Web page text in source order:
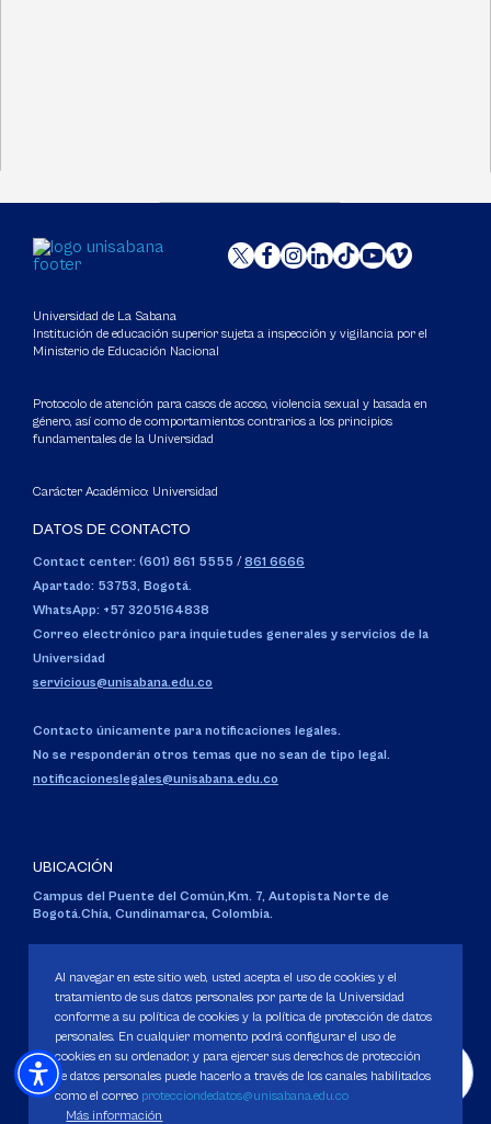
Universidad de La Sabana
Institución de educación superior sujeta a inspección y vigilancia por el
Ministerio de Educación Nacional
Protocolo de atención para casos de acoso, violencia sexual y basada en
género, así como de comportamientos contrarios a los principios
fundamentales de la Universidad
Carácter Académico: Universidad
DATOS DE CONTACTO
Contact center: (601) 861 5555 / 861 6666
Apartado: 53753, Bogotá.
WhatsApp: +57 3205164838
Correo electrónico para inquietudes generales y servicios de la
Universidad
servicious@unisabana.edu.co
Contacto únicamente para notificaciones legales.
No se responderán otros temas que no sean de tipo legal.
notificacioneslegales@unisabana.edu.co
UBICACIÓN
Campus del Puente del Común,Km. 7, Autopista Norte de
Bogotá.Chía, Cundinamarca, Colombia.
Personería Jurídica:Resolución 130 del 14 de enero de 1980.
Ministerio de Educación Nacional.
Política de Protección de datos
Al navegar en este sitio web, usted acepta el uso de cookies y el
tratamiento de sus datos personales por parte de la Universidad
conforme a su política de cookies y la política de protección de datos
personales. En cualquier momento podrá configurar el uso de
cookies en su ordenador, y para ejercer sus derechos de protección
de datos personales puede hacerlo a través de los canales habilitados
como el correo protecciondedatos@unisabana.edu.co
Más información